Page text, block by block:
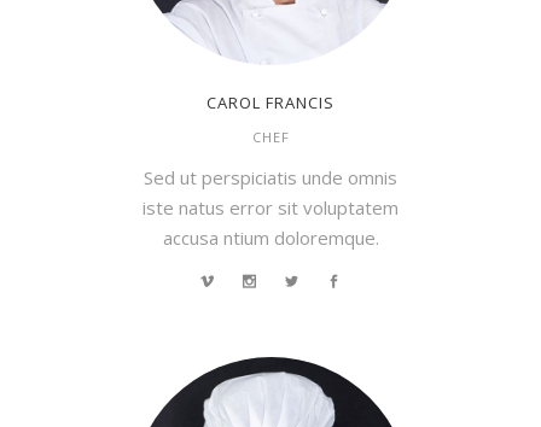
CAROL FRANCIS
CHEF
Sed ut perspiciatis unde omnis
iste natus error sit voluptatem
accusa ntium doloremque.